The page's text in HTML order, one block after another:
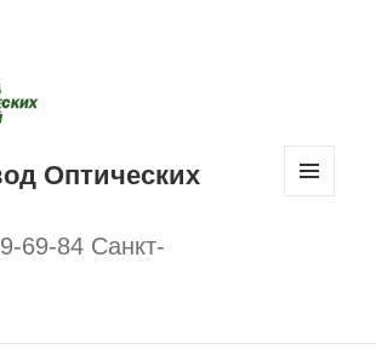
Оптических
69-84 Санкт-